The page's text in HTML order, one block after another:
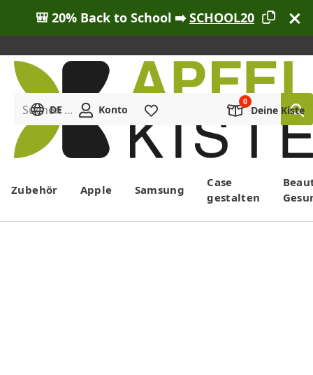
🎒 20% Back to School ➡️SCHOOL20
Menü
Suchen ...
DE Konto Deine Kiste
Zubehör Apple Samsung
Case
gestalten